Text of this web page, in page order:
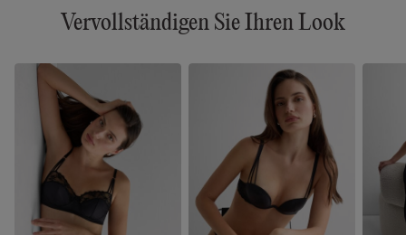
Vervollständigen Sie Ihren Look